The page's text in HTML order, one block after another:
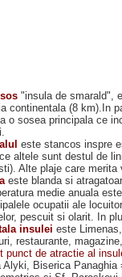
"insula de smarald",
continentala (8 km).In
o sosea principala ce
este stancos inspre
altele sunt destul de
Alte plaje care
este blanda si
medie anuala
ocupatii ale
pescuit si olarit. In
insulei este
restaurante,
punct de atractie al
Alyki, Biserica